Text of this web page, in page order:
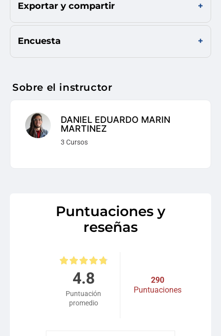
Exportar y compartir
Encuesta
Sobre el instructor
DANIEL EDUARDO MARIN
MARTINEZ
3 Cursos
Puntuaciones y
reseñas
4.8
Puntuación
promedio
290
Puntuaciones